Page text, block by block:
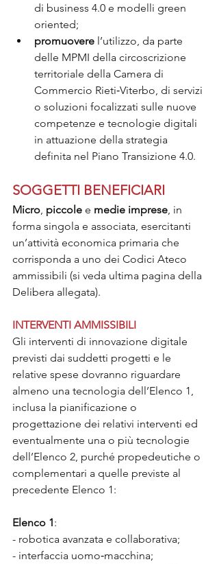
di business 4.0 e modelli green
oriented;
promuovere l’utilizzo, da parte
delle MPMI della circoscrizione
territoriale della Camera di
Commercio Rieti‐Viterbo, di servizi
o soluzioni focalizzati sulle nuove
competenze e tecnologie digitali
in attuazione della strategia
definita nel Piano Transizione 4.0.
SOGGETTI BENEFICIARI
Micro piccole e medie imprese , in
forma singola e associata, esercitanti
un’attività economica primaria che
corrisponda a uno dei Codici Ateco
ammissibili (si veda ultima pagina della
Delibera allegata).
INTERVENTI AMMISSIBILI
Gli interventi di innovazione digitale
previsti dai suddetti progetti e le
relative spese dovranno riguardare
almeno una tecnologia dell’Elenco 1,
inclusa la pianificazione o
progettazione dei relativi interventi ed
eventualmente una o più tecnologie
dell’Elenco 2, purché propedeutiche o
complementari a quelle previste al
precedente Elenco 1:
Elenco 1:
- robotica avanzata e collaborativa;
- interfaccia uomo‐macchina;